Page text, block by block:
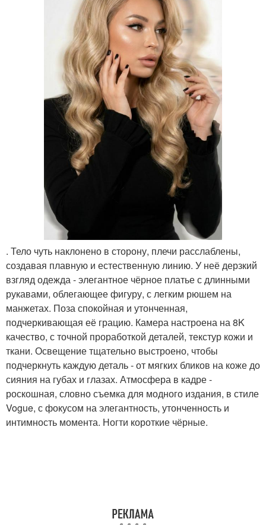
. Тело чуть наклонено в сторону, плечи расслаблены,
создавая плавную и естественную линию. У неё дерзкий
взгляд одежда - элегантное чёрное платье с длинными
рукавами, облегающее фигуру, с легким рюшем на
манжетах. Поза спокойная и утонченная,
подчеркивающая её грацию. Камера настроена на 8K
качество, с точной проработкой деталей, текстур кожи и
ткани. Освещение тщательно выстроено, чтобы
подчеркнуть каждую деталь - от мягких бликов на коже до
сияния на губах и глазах. Атмосфера в кадре -
роскошная, словно съемка для модного издания, в стиле
Vogue, с фокусом на элегантность, утонченность и
интимность момента. Ногти короткие чёрные.